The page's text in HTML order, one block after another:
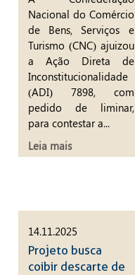
Nacional do Comércio
de Bens, Serviços e
Turismo (CNC) ajuizou
a Ação Direta de
Inconstitucionalidade
(ADI) 7898, com
pedido de liminar,
para contestar a...
Leia mais
14.11.2025
Projeto busca
coibir descarte de